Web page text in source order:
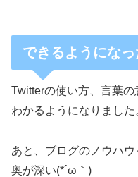
できるようになっ
Twitterの使い方、言葉
わかるようになりました
あと、ブログのノウハ
奥が深い(*´ω｀)